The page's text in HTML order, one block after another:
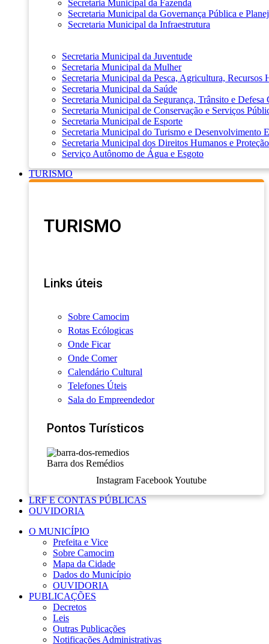
Secretaria Municipal da Fazenda
Secretaria Municipal da Governança Pública e
Secretaria Municipal da Infraestrutura
Secretaria Municipal da Juventude
Secretaria Municipal da Mulher
Secretaria Municipal da Pesca, Agricultura, Recursos
Secretaria Municipal da Saúde
Secretaria Municipal da Segurança, Trânsito e Defesa
Secretaria Municipal de Conservação e Serviços
Secretaria Municipal de Esporte
Secretaria Municipal do Turismo e Desenvolvimento
Secretaria Municipal dos Direitos Humanos e
Serviço Autônomo de Água e Esgoto
TURISMO
TURISMO
Links úteis
Sobre Camocim
Rotas Ecólogicas
Onde Ficar
Onde Comer
Calendário Cultural
Telefones Úteis
Sala do Empreendedor
Pontos Turísticos
Barra dos Remédios
Instagram Facebook Youtube
LRF E CONTAS PÚBLICAS
OUVIDORIA
O MUNICÍPIO
Prefeita e Vice
Sobre Camocim
Mapa da Cidade
Dados do Município
OUVIDORIA
PUBLICAÇÕES
Decretos
Leis
Outras Publicações
Notificações Administrativas